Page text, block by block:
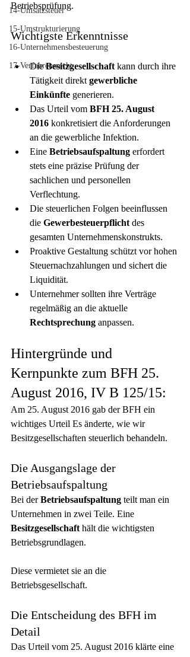
14-Umsatzsteuer
15-Umstrukturierung
16-Unternehmensbesteuerung
17-Verfahrensrecht
Betriebsprüfung.
Wichtigste Erkenntnisse
Die Besitzgesellschaft kann durch ihre
Tätigkeit direkt gewerbliche
Einkünfte generieren.
Das Urteil vom BFH 25. August
2016 konkretisiert die Anforderungen
an die gewerbliche Infektion.
Eine Betriebsaufspaltung erfordert
stets eine präzise Prüfung der
sachlichen und personellen
Verflechtung.
Die steuerlichen Folgen beeinflussen
die Gewerbesteuerpflicht des
gesamten Unternehmenskonstrukts.
Proaktive Gestaltung schützt vor hohen
Steuernachzahlungen und sichert die
Liquidität.
Unternehmer sollten ihre Verträge
regelmäßig an die aktuelle
Rechtsprechung anpassen.
Hintergründe und
Kernpunkte zum BFH 25.
August 2016, IV B 125/15:
Am 25. August 2016 gab der BFH ein
wichtiges Urteil Es änderte, wie wir
Besitzgesellschaften steuerlich behandeln.
Die Ausgangslage der
Betriebsaufspaltung
Bei der Betriebsaufspaltung teilt man ein
Unternehmen in zwei Teile. Eine
Besitzgesellschaft hält die wichtigsten
Betriebsgrundlagen.
Diese vermietet sie an die
Betriebsgesellschaft.
Die Entscheidung des BFH im
Detail
Das Urteil vom 25. August 2016 klärte eine